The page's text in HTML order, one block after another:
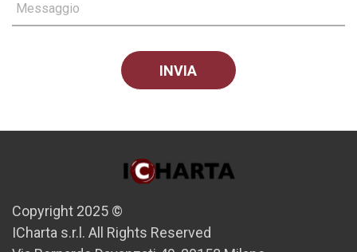
Messaggio
Copyright 2025 ©
ICharta s.r.l. All Rights Reserved